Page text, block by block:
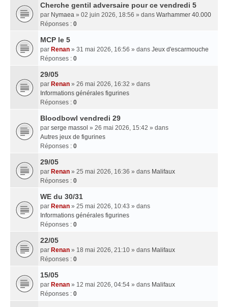
Cherche gentil adversaire pour ce vendredi 5
par Nymaea » 02 juin 2026, 18:56 » dans Warhammer 40.000
Réponses : 0
MCP le 5
par Renan » 31 mai 2026, 16:56 » dans Jeux d'escarmouche
Réponses : 0
29/05
par Renan » 26 mai 2026, 16:32 » dans
Informations générales figurines
Réponses : 0
Bloodbowl vendredi 29
par serge massol » 26 mai 2026, 15:42 » dans
Autres jeux de figurines
Réponses : 0
29/05
par Renan » 25 mai 2026, 16:36 » dans Malifaux
Réponses : 0
WE du 30/31
par Renan » 25 mai 2026, 10:43 » dans
Informations générales figurines
Réponses : 0
22/05
par Renan » 18 mai 2026, 21:10 » dans Malifaux
Réponses : 0
15/05
par Renan » 12 mai 2026, 04:54 » dans Malifaux
Réponses : 0